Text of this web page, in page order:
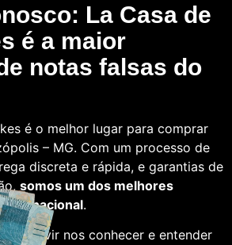
La Casa de
é a maior
notas falsas do
é o melhor lugar para comprar
– MG. Com um processo de
discreta e rápida, e garantias de
somos um dos melhores
nacional.
para vir nos conhecer e entender